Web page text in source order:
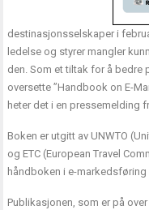
destinasjonsselskaper i
ledelse og styrer mangler
den. Som et tiltak for å bedre
oversette ”Handbook on E-
heter det i en pressemelding
Boken er utgitt av UNWTO
og ETC (European Travel
håndboken i e-
Publikasjonen, som er på